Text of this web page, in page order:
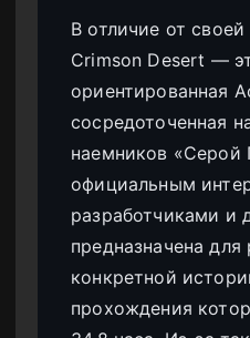
В отличие от
Crimson Desert —
ориентированная
сосредоточенная
наемников «Серой
официальным
разработчиками и
предназначена для
конкретной
прохождения